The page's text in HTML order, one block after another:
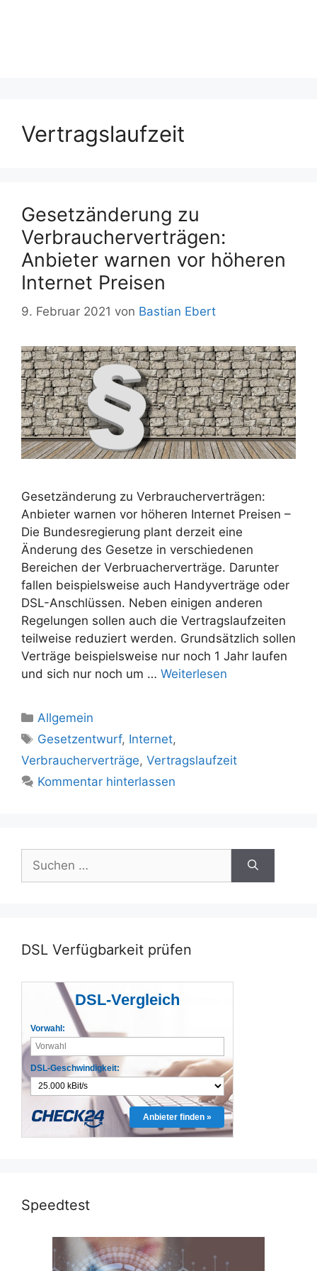
Vertragslaufzeit
Gesetzänderung zu
Verbraucherverträgen:
Anbieter warnen vor höheren
Internet Preisen
9. Februar 2021 von Bastian Ebert
Gesetzänderung zu Verbraucherverträgen:
Anbieter warnen vor höheren Internet Preisen –
Die Bundesregierung plant derzeit eine
Änderung des Gesetze in verschiedenen
Bereichen der Verbruacherverträge. Darunter
fallen beispielsweise auch Handyverträge oder
DSL-Anschlüssen. Neben einigen anderen
Regelungen sollen auch die Vertragslaufzeiten
teilweise reduziert werden. Grundsätzlich sollen
Verträge beispielsweise nur noch 1 Jahr laufen
und sich nur noch um … Weiterlesen
Kategorien
Allgemein
Schlagwörter
Gesetzentwurf, Internet,
Verbraucherverträge, Vertragslaufzeit
Kommentar hinterlassen
nach:
DSL Verfügbarkeit prüfen
DSL-Vergleich
Vorwahl:
DSL-Geschwindigkeit:
Anbieter finden »
Speedtest